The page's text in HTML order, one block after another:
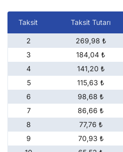
Taksit Taksit Tutarı
2 269,98 ₺
3
184,04 ₺
4
141,20 ₺
5
115,63 ₺
6
98,68 ₺
7
86,66 ₺
8
77,76 ₺
9
70,93 ₺